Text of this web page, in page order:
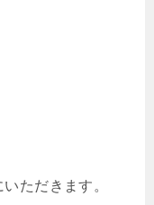
ただきます。